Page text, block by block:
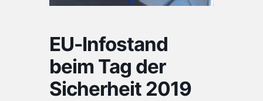
EU-Infostand
beim Tag der
Sicherheit 2019